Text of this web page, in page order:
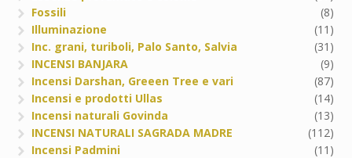
Fossili
(8)
Illuminazione
(11)
Inc. grani, turiboli, Palo Santo, Salvia
(31)
INCENSI BANJARA
(9)
Incensi Darshan, Greeen Tree e vari
(87)
Incensi e prodotti Ullas
(14)
Incensi naturali Govinda
(13)
INCENSI NATURALI SAGRADA MADRE
(112)
Incensi Padmini
(11)